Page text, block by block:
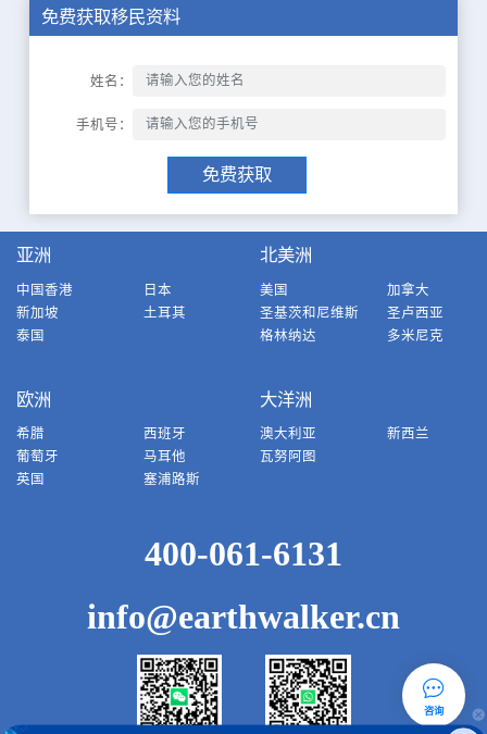
免费获取移民资料
姓名：
手机号：
免费获取
亚洲
中国香港
日本
新加坡
土耳其
泰国
北美洲
美国
加拿大
圣基茨和尼维斯
圣卢西亚
格林纳达
多米尼克
欧洲
希腊
西班牙
葡萄牙
马耳他
英国
塞浦路斯
大洋洲
澳大利亚
新西兰
瓦努阿图
400-061-6131
info@earthwalker.cn
咨询